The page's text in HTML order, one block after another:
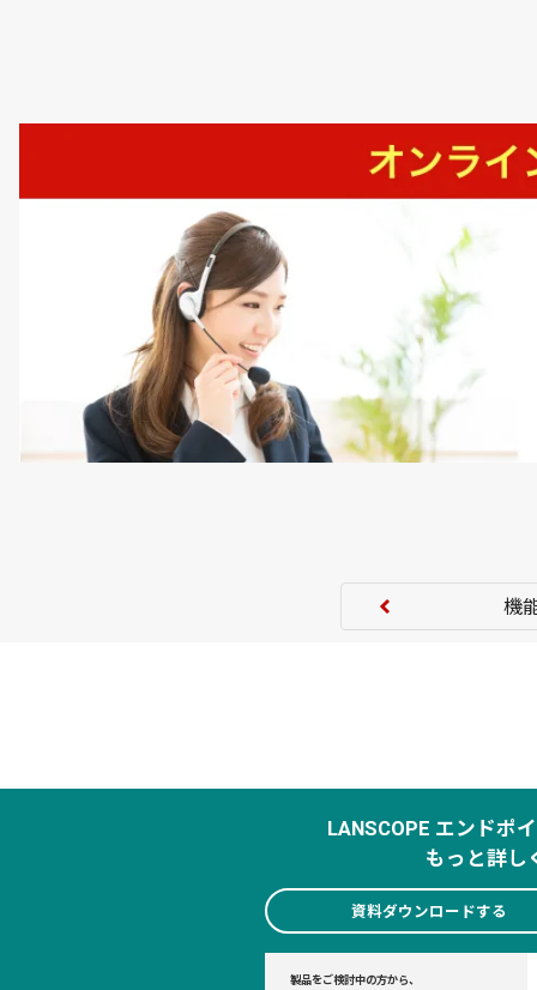
機
LANSCOPE エンドポ
もっと詳し
資料ダウンロードする
製品をご検討中の方から、